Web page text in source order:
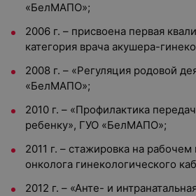
«БелМАПО»;
2006 г. – присвоена первая
категория врача акушера-
2008 г. – «Регуляция родовой
«БелМАПО»;
2010 г. – «Профилактика
ребенку», ГУО «БелМАПО»;
2011 г. – стажировка на
онколога гинекологического
2012 г. – «Анте- и